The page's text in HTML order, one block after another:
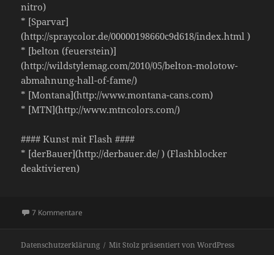
nitro)
* [Sparvar]
(http://spraycolor.de/00000198660c9d618/index.html )
* [belton (feuerstein)]
(http://wildstylemag.com/2010/05/belton-molotow-
abmahnung-hall-of-fame/)
* [Montana](http://www.montana-cans.com)
* [MTN](http://www.mtncolors.com/)
#### Kunst mit Flash ####
* [derBauer](http://derbauer.de/ ) (Flashblocker
deaktivieren)
7 Kommentare
Datenschutzerklärung Mit Stolz präsentiert von WordPress